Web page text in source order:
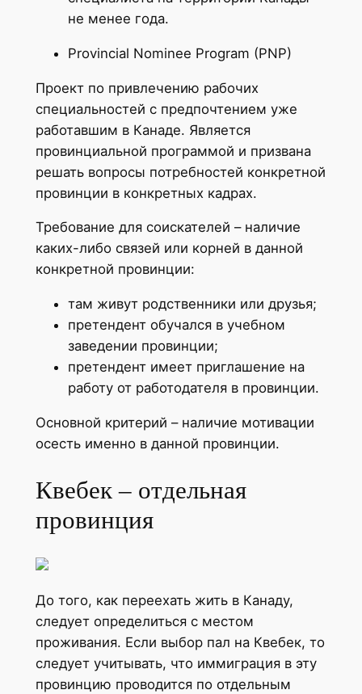
не менее года.
Provincial Nominee Program (PNP)
Проект по привлечению рабочих
специальностей с предпочтением уже
работавшим в Канаде. Является
провинциальной программой и призвана
решать вопросы потребностей конкретной
провинции в конкретных кадрах.
Требование для соискателей – наличие
каких-либо связей или корней в данной
конкретной провинции:
там живут родственники или друзья;
претендент обучался в учебном
заведении провинции;
претендент имеет приглашение на
работу от работодателя в провинции.
Основной критерий – наличие мотивации
осесть именно в данной провинции.
Квебек – отдельная
провинция
До того, как переехать жить в Канаду,
следует определиться с местом
проживания. Если выбор пал на Квебек, то
следует учитывать, что иммиграция в эту
провинцию проводится по отдельным